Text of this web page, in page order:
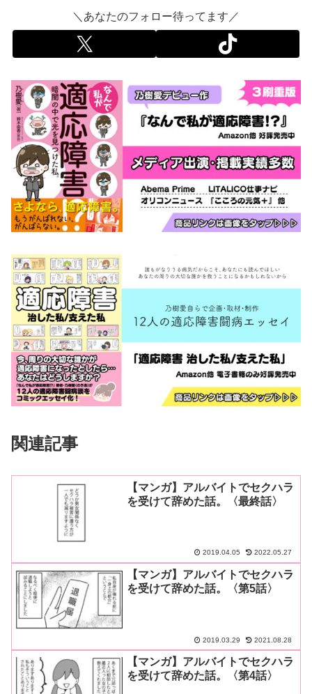
＼あなたのフォロー待ってます／
関連記事
【マンガ】アルバイトでセクハラ
を受けて辞めた話。〈最終話〉
2019.04.05 2022.05.27
【マンガ】アルバイトでセクハラ
を受けて辞めた話。〈第5話〉
2019.03.29 2021.08.28
【マンガ】アルバイトでセクハラ
を受けて辞めた話。〈第4話〉